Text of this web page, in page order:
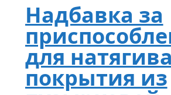
Надбавка за
для
покрытия из